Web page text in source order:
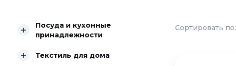
Посуда и кухонные
принадлежности
Текстиль для дома
Сортировать по: